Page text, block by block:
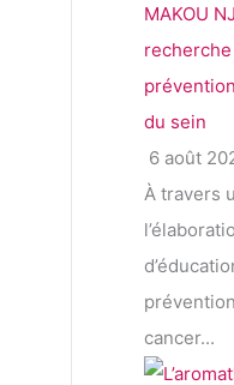
MAKOU
du sein
6 août
À travers
cancer...